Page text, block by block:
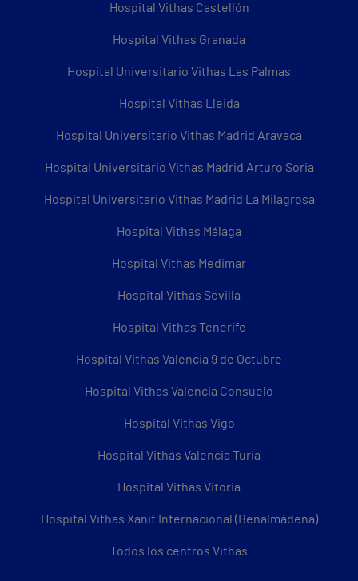
Hospital Vithas Castellón
Hospital Vithas Granada
Hospital Universitario Vithas Las Palmas
Hospital Vithas Lleida
Hospital Universitario Vithas Madrid Aravaca
Hospital Universitario Vithas Madrid Arturo Soria
Hospital Universitario Vithas Madrid La Milagrosa
Hospital Vithas Málaga
Hospital Vithas Medimar
Hospital Vithas Sevilla
Hospital Vithas Tenerife
Hospital Vithas Valencia 9 de Octubre
Hospital Vithas Valencia Consuelo
Hospital Vithas Vigo
Hospital Vithas Valencia Turia
Hospital Vithas Vitoria
Hospital Vithas Xanit Internacional (Benalmádena)
Todos los centros Vithas